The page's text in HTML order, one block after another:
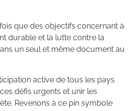
que des objectifs concernant à
durable et la lutte contre la
un seul et même document au
active de tous les pays
défis urgents et unir les
Revenons à ce pin symbole